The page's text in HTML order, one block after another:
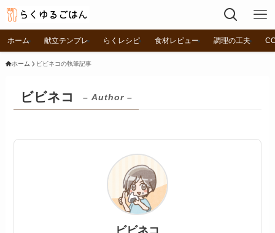
ホーム 献立テンプレ らくレシピ 食材レビュー 調理の工夫
ホーム ビビネコの執筆記事
ビビネコ – Author –
ビビネコ